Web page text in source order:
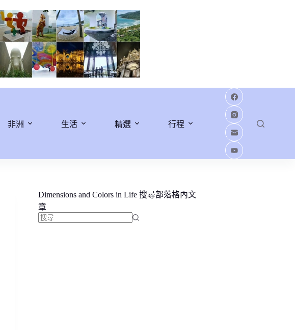
非洲 生活 精選 行程
Dimensions and Colors in Life 搜尋部落格內文
章